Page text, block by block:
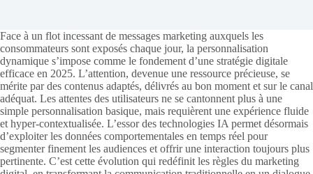
Face à un flot incessant de messages marketing auxquels les
consommateurs sont exposés chaque jour, la personnalisation
dynamique s’impose comme le fondement d’une stratégie digitale
efficace en 2025. L’attention, devenue une ressource précieuse, se
mérite par des contenus adaptés, délivrés au bon moment et sur le canal
adéquat. Les attentes des utilisateurs ne se cantonnent plus à une
simple personnalisation basique, mais requièrent une expérience fluide
et hyper-contextualisée. L’essor des technologies IA permet désormais
d’exploiter les données comportementales en temps réel pour
segmenter finement les audiences et offrir une interaction toujours plus
pertinente. C’est cette évolution qui redéfinit les règles du marketing